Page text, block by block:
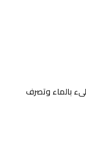
بالماء وتصرف